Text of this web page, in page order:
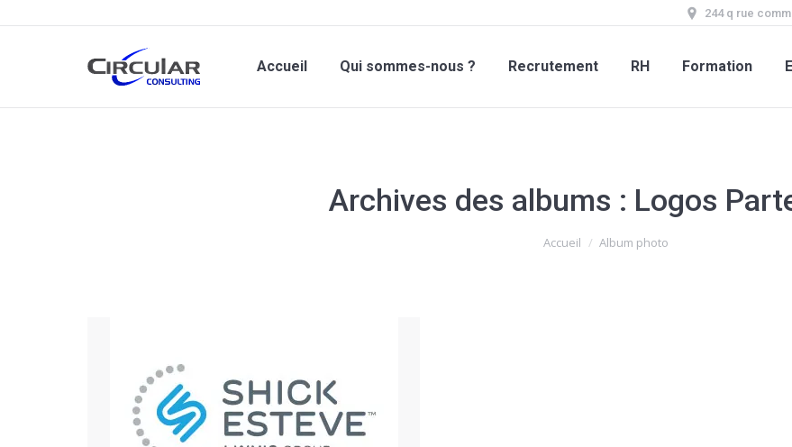
244 q rue
Accueil Qui sommes-nous ? Recrutement RH Formation
Archives des albums : Logos
Accueil Album photo